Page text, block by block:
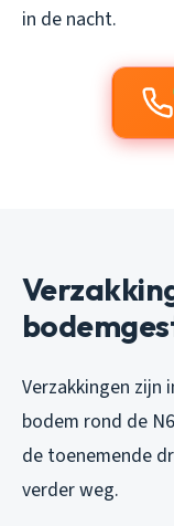
in de nacht.
Verzakkingen zijn
bodem rond de
de toenemende
verder weg.